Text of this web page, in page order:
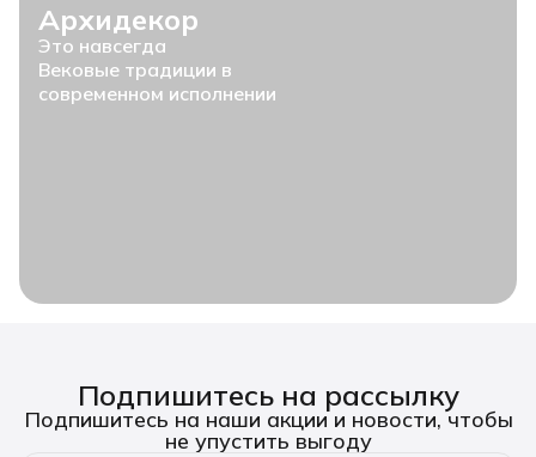
Архидекор
Это навсегда
Вековые традиции в
современном исполнении
Подпишитесь на рассылку
Подпишитесь на наши акции и новости, чтобы
не упустить выгоду